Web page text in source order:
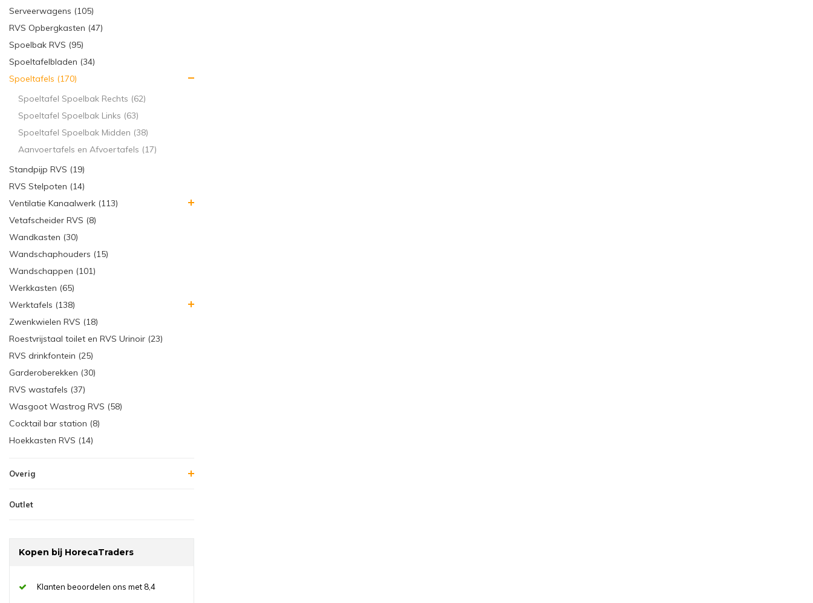
Serveerwagens (105)
RVS Opbergkasten (47)
Spoelbak RVS (95)
Spoeltafelbladen (34)
Spoeltafels (170)
Spoeltafel Spoelbak Rechts (62)
Spoeltafel Spoelbak Links (63)
Spoeltafel Spoelbak Midden (38)
Aanvoertafels en Afvoertafels (17)
Standpijp RVS (19)
RVS Stelpoten (14)
Ventilatie Kanaalwerk (113)
Vetafscheider RVS (8)
Wandkasten (30)
Wandschaphouders (15)
Wandschappen (101)
Werkkasten (65)
Werktafels (138)
Zwenkwielen RVS (18)
Roestvrijstaal toilet en RVS Urinoir (23)
RVS drinkfontein (25)
Garderoberekken (30)
RVS wastafels (37)
Wasgoot Wastrog RVS (58)
Cocktail bar station (8)
Hoekkasten RVS (14)
Overig
Outlet
Kopen bij HorecaTraders
Klanten beoordelen ons met 8,4